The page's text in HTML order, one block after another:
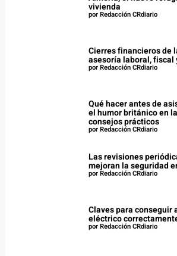
vivienda
por Redacción CRdiario
Cierres financieros de
asesoría laboral, fiscal
por Redacción CRdiario
Qué hacer antes de
el humor británico en
consejos prácticos
por Redacción CRdiario
Las revisiones
mejoran la seguridad
por Redacción CRdiario
Claves para conseguir
eléctrico
por Redacción CRdiario